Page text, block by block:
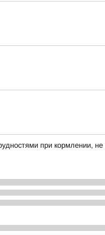
при кормлении, не